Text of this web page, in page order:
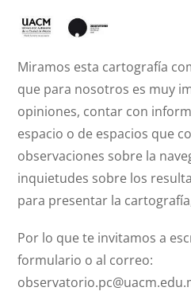
Miramos esta cartografía
que para nosotros es muy
opiniones, contar con
espacio o de espacios que
observaciones sobre la
inquietudes sobre los
para presentar la
Por lo que te invitamos a
formulario o al correo: